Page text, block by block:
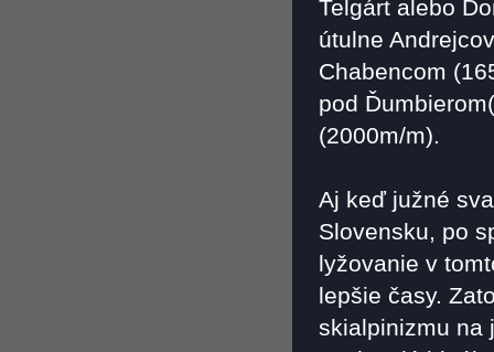
Telgárt alebo
útulne
Chabencom
pod
(2000m/m).
Aj keď južné
Slovensku, po
lyžovanie v
lepšie časy.
skialpinizmu na